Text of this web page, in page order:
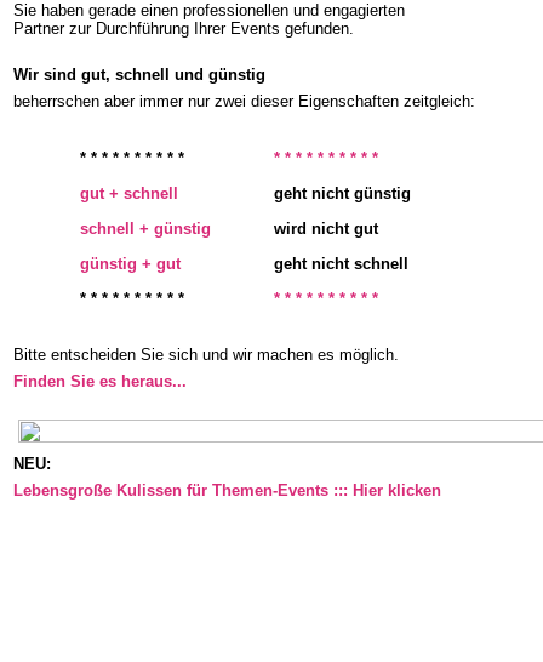
Sie haben gerade einen professionellen und engagierten
Partner zur Durchführung Ihrer Events gefunden.
Wir sind gut, schnell und günstig
beherrschen aber immer nur zwei dieser Eigenschaften zeitgleich:
* * * * * * * * * *
* * * * * * * * * *
gut + schnell
geht nicht günstig
schnell + günstig
wird nicht gut
günstig + gut
geht nicht schnell
* * * * * * * * * *
* * * * * * * * * *
Bitte entscheiden Sie sich und wir machen es möglich.
Finden Sie es heraus...
NEU:
Lebensgroße Kulissen für Themen-Events ::: Hier klicken